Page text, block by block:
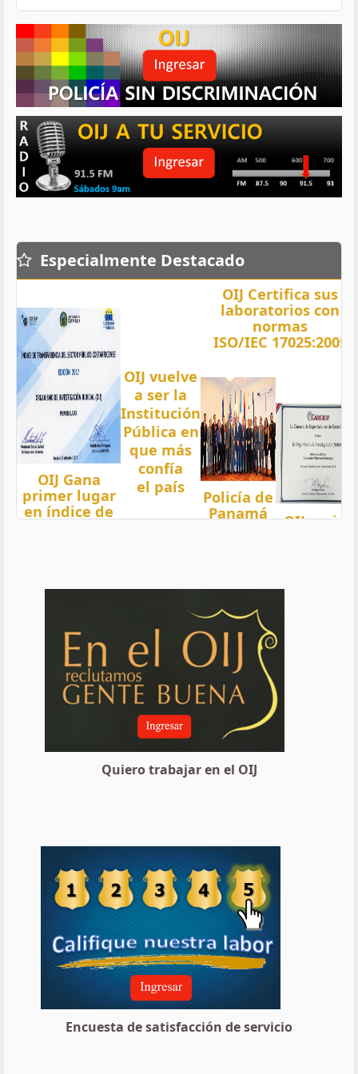
Especialmente Destacado
OIJ Gana
primer lugar
en índice de
OIJ vuelve
a ser la
Institución
Pública en
que más
confía
el país
OIJ Certifica sus
laboratorios con
normas
ISO/IEC 17025:2005
Policía de
Panamá
OIJ mejor
Quiero trabajar en el OIJ
Encuesta de satisfacción de servicio